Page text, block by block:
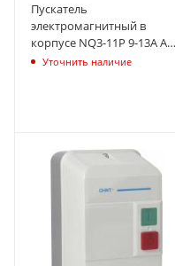
Пускатель
электромагнитный в
корпусе NQ3-11P 9-13А AC
220В IP55 (R) CHINT 496331
Уточнить наличие